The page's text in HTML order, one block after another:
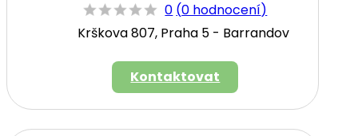
0 (0 hodnocení)
Krškova 807, Praha 5 - Barrandov
Kontaktovat